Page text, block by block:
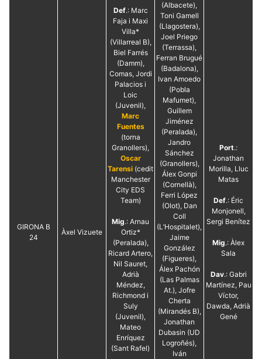
GIRONA B
24
Àxel Vizuete
Def.: Marc
Faja i Maxi
Villa*
(Villarreal B),
Biel Farrés
(Damm),
Comas, Jordi
Palacios i
Loic
(Juvenil),
Marc
Fuentes
(torna
Granollers),
Oscar
Tarensi (cedit
Manchester
City EDS
Team)
Mig.: Arnau
Ortiz*
(Peralada),
Ricard Artero,
Nil Sauret,
Adrià
Méndez,
Richmond i
Suly
(Juvenil),
Mateo
Enríquez
(Sant Rafel)
(Albacete),
Toni Gamell
(Llagostera),
Joel Priego
(Terrassa),
Ferran Brugué
(Badalona),
Ivan Amoedo
(Pobla
Mafumet),
Guillem
Jiménez
(Peralada),
Jandro
Sánchez
(Granollers),
Álex Gonpi
(Cornellà),
Ferri López
(Olot), Dan
Coll
(L’Hospitalet),
Jaime
González
(Figueres),
Álex Pachón
(Las Palmas
At.), Jofre
Cherta
(Mirandés B),
Jonathan
Dubasin (UD
Logroñés),
Iván
Port.:
Jonathan
Morilla, Lluc
Matas
Def.: Éric
Monjonell,
Sergi Benítez
Mig.: Àlex
Sala
Dav.: Gabri
Martínez, Pau
Víctor,
Dawda, Adrià
Gené